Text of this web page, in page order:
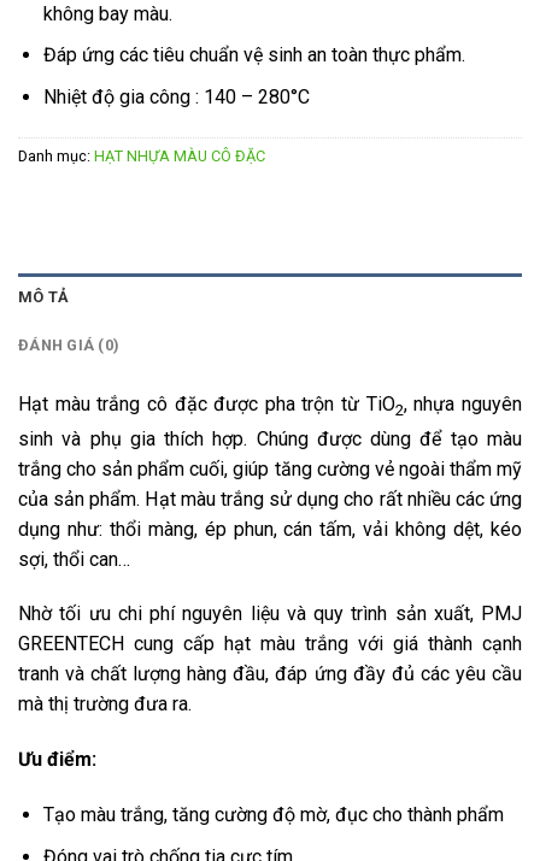
không bay màu.
Đáp ứng các tiêu chuẩn vệ sinh an toàn thực phẩm.
Nhiệt độ gia công : 140 – 280°C
Danh mục: HẠT NHỰA MÀU CÔ ĐẶC
MÔ TẢ
ĐÁNH GIÁ (0)
Hạt màu trắng cô đặc được pha trộn từ TiO2, nhựa nguyên
sinh và phụ gia thích hợp. Chúng được dùng để tạo màu
trắng cho sản phẩm cuối, giúp tăng cường vẻ ngoài thẩm mỹ
của sản phẩm. Hạt màu trắng sử dụng cho rất nhiều các ứng
dụng như: thổi màng, ép phun, cán tấm, vải không dệt, kéo
sợi, thổi can…
Nhờ tối ưu chi phí nguyên liệu và quy trình sản xuất, PMJ
GREENTECH cung cấp hạt màu trắng với giá thành cạnh
tranh và chất lượng hàng đầu, đáp ứng đầy đủ các yêu cầu
mà thị trường đưa ra.
Ưu điểm:
Tạo màu trắng, tăng cường độ mờ, đục cho thành phẩm
Đóng vai trò chống tia cực tím